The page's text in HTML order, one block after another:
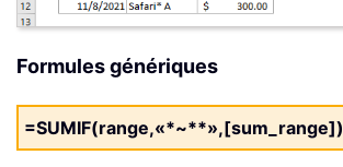
Formules génériques
=SUMIF(range,«*~**»,[sum_range])